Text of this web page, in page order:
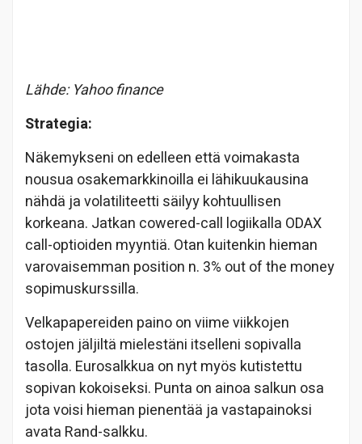
Lähde: Yahoo finance
Strategia:
Näkemykseni on edelleen että voimakasta
nousua osakemarkkinoilla ei lähikuukausina
nähdä ja volatiliteetti säilyy kohtuullisen
korkeana. Jatkan cowered-call logiikalla ODAX
call-optioiden myyntiä. Otan kuitenkin hieman
varovaisemman position n. 3% out of the money
sopimuskurssilla.
Velkapapereiden paino on viime viikkojen
ostojen jäljiltä mielestäni itselleni sopivalla
tasolla. Eurosalkkua on nyt myös kutistettu
sopivan kokoiseksi. Punta on ainoa salkun osa
jota voisi hieman pienentää ja vastapainoksi
avata Rand-salkku.